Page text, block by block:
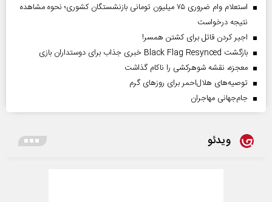
استعلام وام ضروری ۷۵ میلیون تومانی بازنشستگان کشوری؛ نحوه مشاهده
نتیجه درخواست
اجیر کردن قاتل برای کشتن همسر!
بازگشت Black Flag Resynced خبری جذاب برای دوستداران بازی
معجزه، نقشه شوهرکشی را ناکام گذاشت
توصیه‌های هلال‌احمر برای روز‌های گرم
جام‌جهانی مهاجران
ویدئو